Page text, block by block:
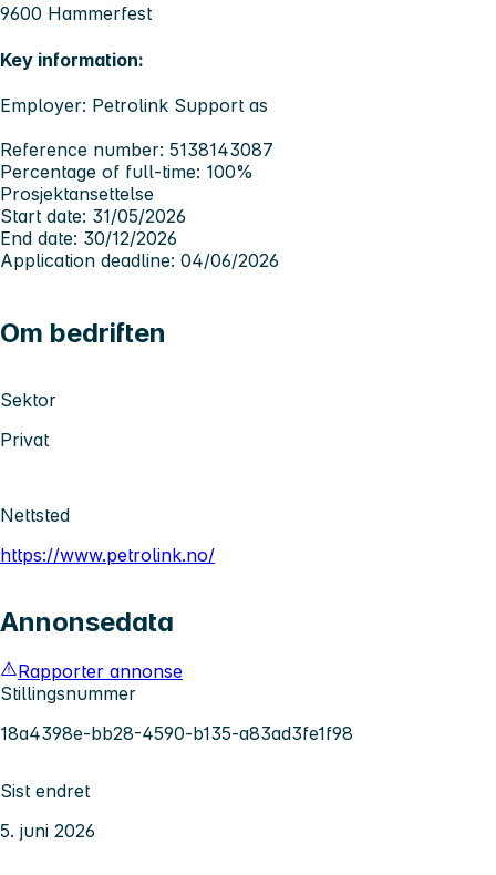
9600 Hammerfest
Key information:
Employer: Petrolink Support as
Reference number: 5138143087
Percentage of full-time: 100%
Prosjektansettelse
Start date: 31/05/2026
End date: 30/12/2026
Application deadline: 04/06/2026
Om bedriften
Sektor
Privat
Nettsted
https://www.petrolink.no/
Annonsedata
Rapporter annonse
Stillingsnummer
18a4398e-bb28-4590-b135-a83ad3fe1f98
Sist endret
5. juni 2026